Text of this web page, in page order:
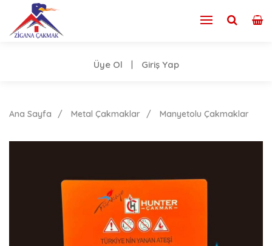
Üye Ol Giriş Yap
Ana Sayfa Metal Çakmaklar Manyetolu Çakmaklar